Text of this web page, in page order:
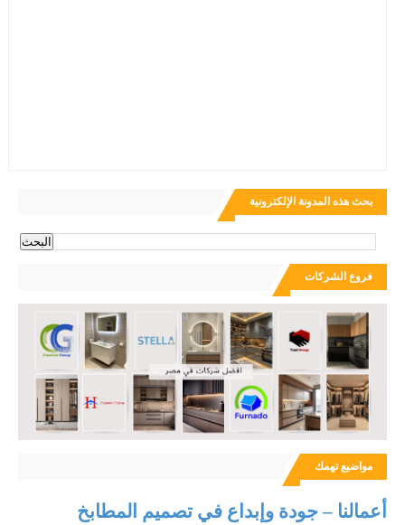
بحث هذه المدونة الإلكترونية
فروع الشركات
مواضيع تهمك
أعمالنا – جودة وإبداع في تصميم المطابخ